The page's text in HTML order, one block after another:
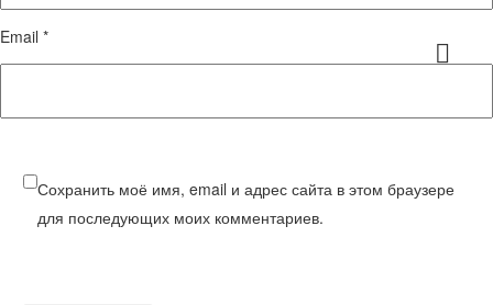
Email *
Сохранить моё имя, email и адрес сайта в этом браузере
для последующих моих комментариев.